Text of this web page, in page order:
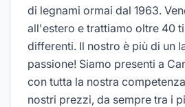
di legnami ormai dal 1963.
all'estero e trattiamo oltre 40
differenti. Il nostro è più di un
passione! Siamo presenti a
con tutta la nostra
nostri prezzi, da sempre tra i